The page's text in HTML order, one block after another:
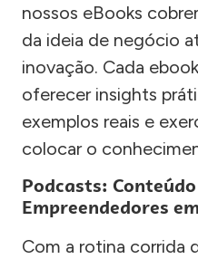
nossos eBooks
da ideia de negócio
inovação. Cada
oferecer insights
exemplos reais e
colocar o
Podcasts:
Empreendedores
Com a rotina corrida